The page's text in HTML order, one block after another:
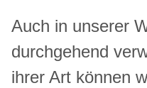
Auch in unserer
durchgehend
ihrer Art können